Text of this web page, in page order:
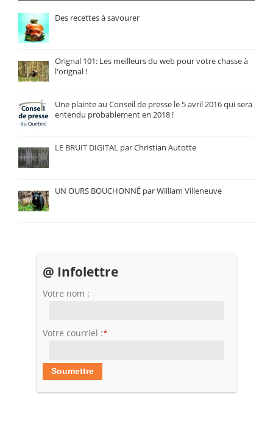
Des recettes à savourer
Orignal 101: Les meilleurs du web pour votre chasse à
l'orignal !
Une plainte au Conseil de presse le 5 avril 2016 qui sera
entendu probablement en 2018 !
LE BRUIT DIGITAL par Christian Autotte
UN OURS BOUCHONNÉ par William Villeneuve
@ Infolettre
Votre nom :
Votre courriel :*